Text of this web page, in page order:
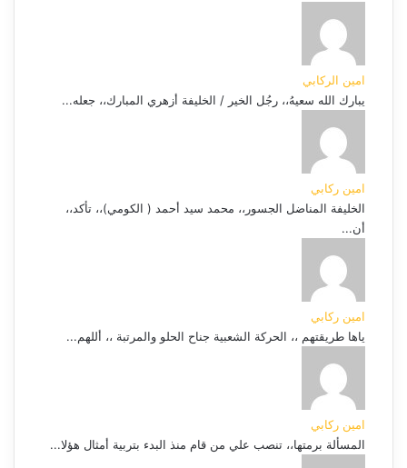
امين الركابي
يبارك الله سعيهُ،، رجُل الخير / الخليفة أزهري المبارك،، جعله...
امين ركابي
الخليفة المناضل الجسور،، محمد سيد أحمد ( الكومي)،، تأكد،،
أن...
امين ركابي
ياها طريقتهم ،، الحركة الشعبية جناح الحلو والمرتبة ،، أللهم...
امين ركابي
المسألة برمتها،، تنصب علي من قام منذ البدء بتربية أمثال هؤلا...